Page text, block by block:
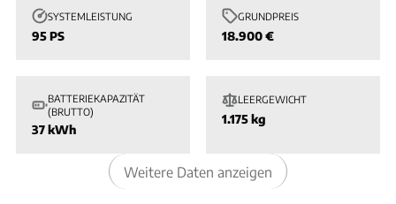
SYSTEMLEISTUNG
95 PS
GRUNDPREIS
18.900 €
BATTERIEKAPAZITÄT
(BRUTTO)
37 kWh
LEERGEWICHT
1.175 kg
Weitere Daten anzeigen